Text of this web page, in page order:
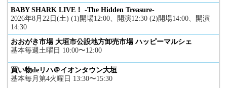
BABY SHARK LIVE！ -The Hidden Treasure-
2026年8月22日(土) (1)開場12:00、開演12:30 (2)開場14:00、開演
14:30
おおがき市場 大垣市公設地方卸売市場 ハッピーマルシェ
基本毎週土曜日 10:00〜12:00
買い物deリハ＠イオンタウン大垣
基本毎月第4火曜日 13:30〜15:30